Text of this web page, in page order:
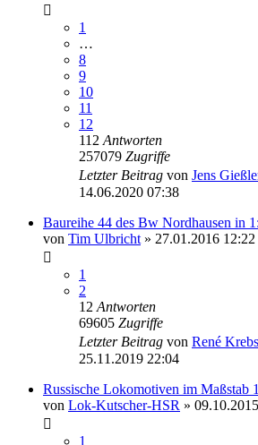
1
…
8
9
10
11
12
112 Antworten
257079 Zugriffe
Letzter Beitrag von Jens
14.06.2020 07:38
Baureihe 44 des Bw Nordhausen in
von Tim Ulbricht » 27.01.2016 12:22
1
2
12 Antworten
69605 Zugriffe
Letzter Beitrag von René Krebs
25.11.2019 22:04
Russische Lokomotiven im Maßstab
von Lok-Kutscher-HSR »
1